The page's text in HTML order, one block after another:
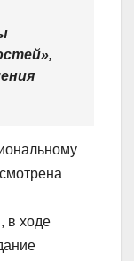
в ходе